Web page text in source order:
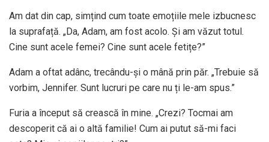
Am dat din cap, simțind cum toate emoțiile mele izbucnesc
la suprafață. „Da, Adam, am fost acolo. Și am văzut totul.
Cine sunt acele femei? Cine sunt acele fetițe?”
Adam a oftat adânc, trecându-și o mână prin păr. „Trebuie să
vorbim, Jennifer. Sunt lucruri pe care nu ți le-am spus.”
Furia a început să crească în mine. „Crezi? Tocmai am
descoperit că ai o altă familie! Cum ai putut să-mi faci